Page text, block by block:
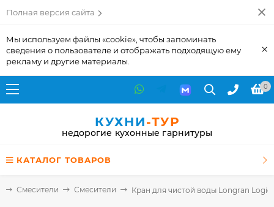
Полная версия сайта
Мы используем файлы «cookie», чтобы запоминать
сведения о пользователе и отображать подходящую ему
рекламу и другие материалы.
×
0
КУХНИ-ТУР
недорогие кухонные гарнитуры
КАТАЛОГ ТОВАРОВ
Смесители Смесители Кран для чистой воды Longran Logic